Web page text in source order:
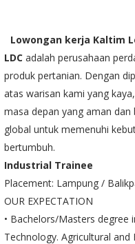
Lowongan kerja Kaltim
LDC adalah perusahaan
produk pertanian. Dengan
atas warisan kami yang
masa depan yang aman
global untuk memenuhi
bertumbuh.
Industrial Trainee
Placement: Lampung /
OUR EXPECTATION
• Bachelors/Masters degree
Technology. Agricultural